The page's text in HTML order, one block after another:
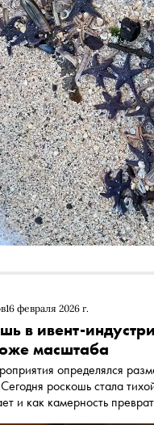
16 февраля 2026 г.
в ивент-
масштаба
определялся
роскошь стала
и как камерность